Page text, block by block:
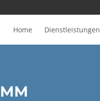
Home Dienstleistungen